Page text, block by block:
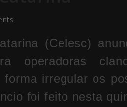
(Celesc)
operadoras
irregular os
foi feito nesta